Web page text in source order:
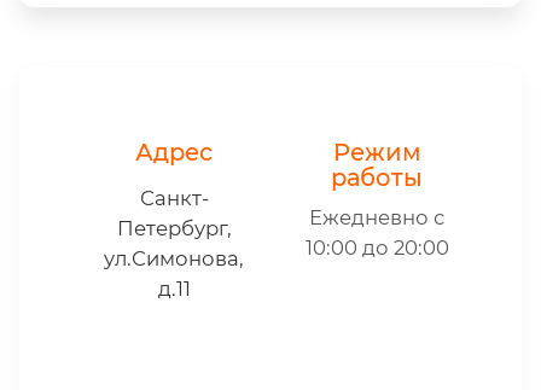
Адрес
Санкт-
Петербург,
ул.Симонова,
д.11
Режим
работы
Ежедневно с
10:00 до 20:00